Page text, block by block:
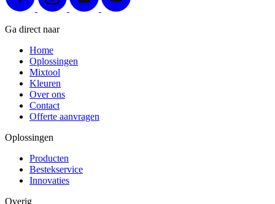
Ga direct naar
Home
Oplossingen
Mixtool
Kleuren
Over ons
Contact
Offerte aanvragen
Oplossingen
Producten
Bestekservice
Innovaties
Overig